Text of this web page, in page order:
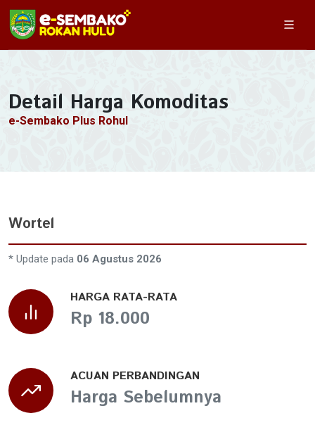
Detail Harga Komoditas
e-Sembako Plus Rohul
Wortel
* Update pada 06 Agustus 2026
HARGA RATA-RATA
Rp 18.000
ACUAN PERBANDINGAN
Harga Sebelumnya